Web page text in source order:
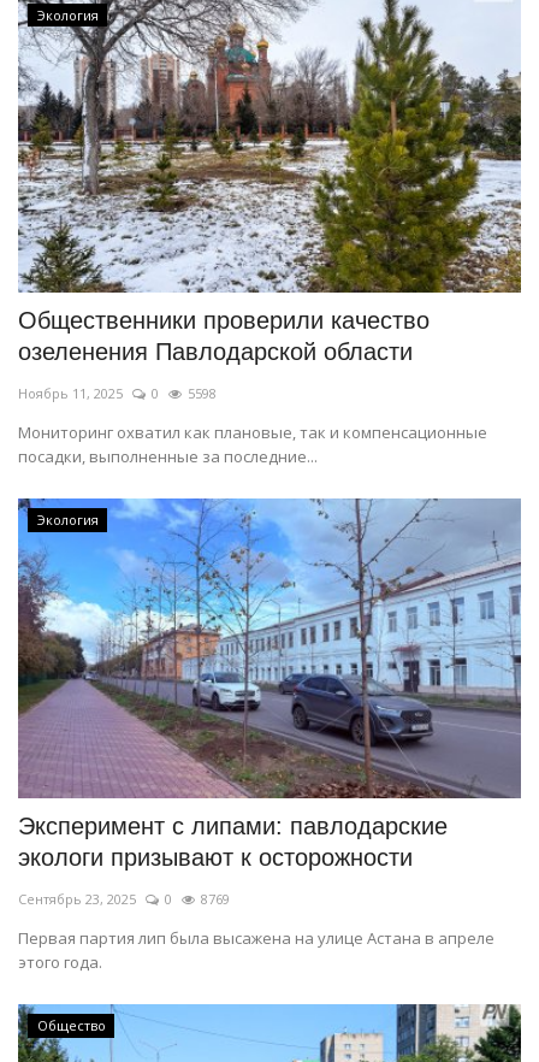
Экология
Общественники проверили качество
озеленения Павлодарской области
Ноябрь 11, 2025 0 5598
Мониторинг охватил как плановые, так и компенсационные
посадки, выполненные за последние...
Экология
Эксперимент с липами: павлодарские
экологи призывают к осторожности
Сентябрь 23, 2025 0 8769
Первая партия лип была высажена на улице Астана в апреле
этого года.
Общество